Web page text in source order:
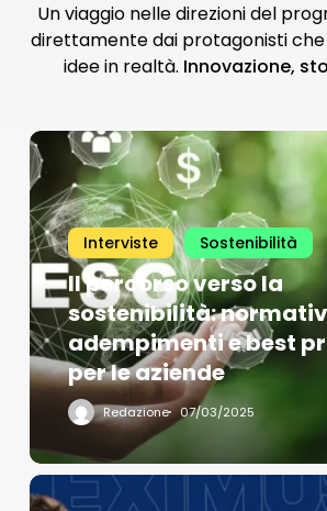
Un viaggio nelle direzioni del
direttamente dai protagonisti
idee in realtà. Innovazione,
Interviste Sostenibilità
Il percorso verso la
sostenibilità:
adempimenti e best
per le aziende
Redazione 07/03/2025